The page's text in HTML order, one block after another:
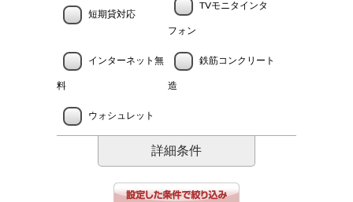
短期貸対応
TVモニタインタ
フォン
インターネット無
料
鉄筋コンクリート
造
ウォシュレット